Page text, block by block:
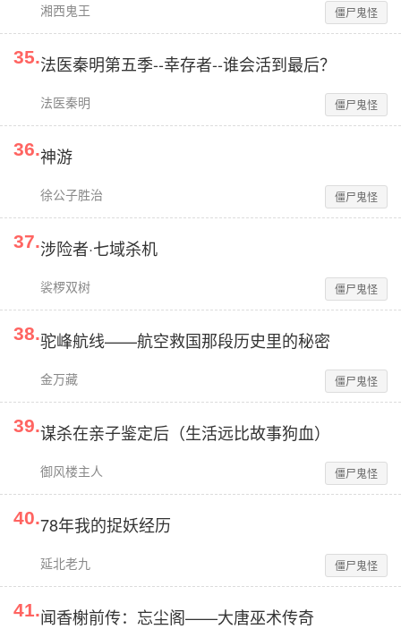
湘西鬼王 僵尸鬼怪
35.法医秦明第五季--幸存者--谁会活到最后？
法医秦明 僵尸鬼怪
36.神游
徐公子胜治 僵尸鬼怪
37.涉险者·七域杀机
裟椤双树 僵尸鬼怪
38.驼峰航线——航空救国那段历史里的秘密
金万藏 僵尸鬼怪
39.谋杀在亲子鉴定后（生活远比故事狗血）
御风楼主人 僵尸鬼怪
40.78年我的捉妖经历
延北老九 僵尸鬼怪
41.闻香榭前传：忘尘阁——大唐巫术传奇